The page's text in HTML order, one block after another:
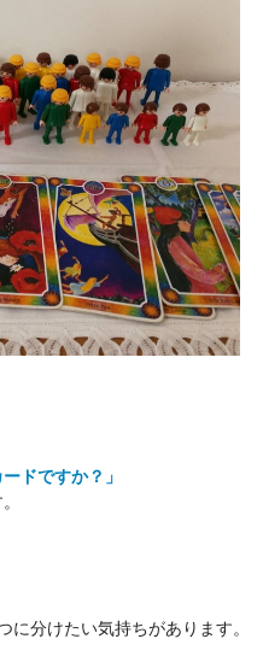
ドですか？」
に分けたい気持ちがあります。